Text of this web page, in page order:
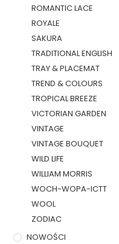
ROMANTIC LACE
ROYALE
SAKURA
TRADITIONAL ENGLISH
TRAY & PLACEMAT
TREND & COLOURS
TROPICAL BREEZE
VICTORIAN GARDEN
VINTAGE
VINTAGE BOUQUET
WILD LIFE
WILLIAM MORRIS
WOCH-WOPA-ICTT
WOOL
ZODIAC
NOWOŚCI